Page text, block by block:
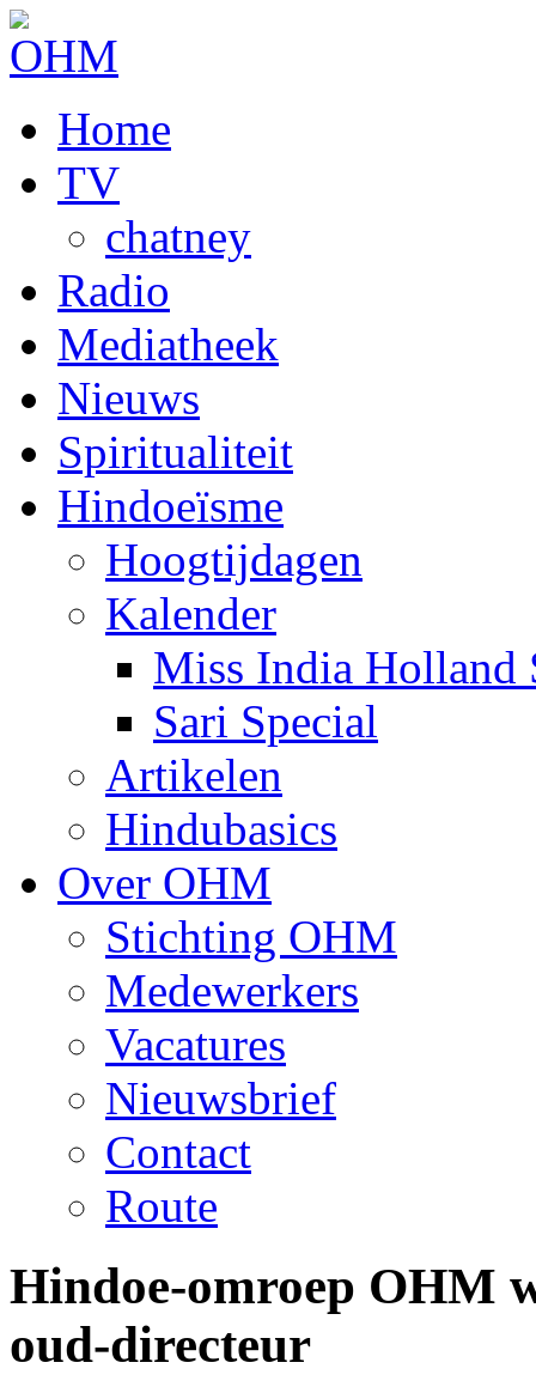
Home
TV
chatney
Radio
Mediatheek
Nieuws
Spiritualiteit
Hindoeïsme
Hoogtijdagen
Kalender
Miss India Holland
Sari Special
Artikelen
Hindubasics
Over OHM
Stichting OHM
Medewerkers
Vacatures
Nieuwsbrief
Contact
Route
Hindoe-omroep OHM
oud-directeur